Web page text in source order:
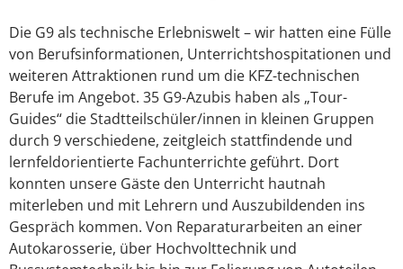
Die G9 als technische Erlebniswelt – wir hatten eine Fülle
von Berufsinformationen, Unterrichtshospitationen und
weiteren Attraktionen rund um die KFZ-technischen
Berufe im Angebot. 35 G9-Azubis haben als „Tour-
Guides“ die Stadtteilschüler/innen in kleinen Gruppen
durch 9 verschiedene, zeitgleich stattfindende und
lernfeldorientierte Fachunterrichte geführt. Dort
konnten unsere Gäste den Unterricht hautnah
miterleben und mit Lehrern und Auszubildenden ins
Gespräch kommen. Von Reparaturarbeiten an einer
Autokarosserie, über Hochvolttechnik und